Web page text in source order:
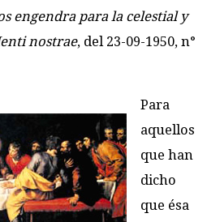
engendra para la celestial y
nostrae, del 23-09-1950, n°
Para
aquellos
que han
dicho
que ésa